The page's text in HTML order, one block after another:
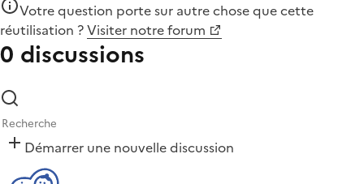
Votre question porte sur autre chose quecette
réutilisation ?Visiter notre forum
0 discussions
Démarrer une nouvelle discussion